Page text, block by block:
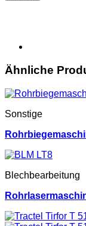
Ähnliche
Sonstige
Blechbearbeitung